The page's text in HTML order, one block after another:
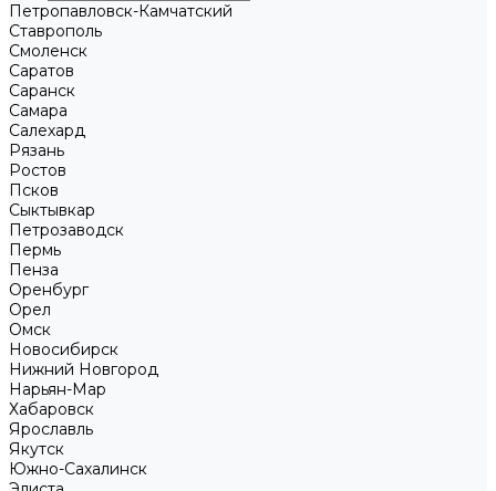
Петропавловск-Камчатский
Ставрополь
Смоленск
Саратов
Саранск
Самара
Салехард
Рязань
Ростов
Псков
Сыктывкар
Петрозаводск
Пермь
Пенза
Оренбург
Орел
Омск
Новосибирск
Нижний Новгород
Нарьян-Мар
Хабаровск
Ярославль
Якутск
Южно-Сахалинск